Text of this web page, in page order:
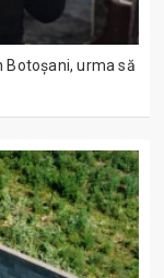
Botoșani, urma să